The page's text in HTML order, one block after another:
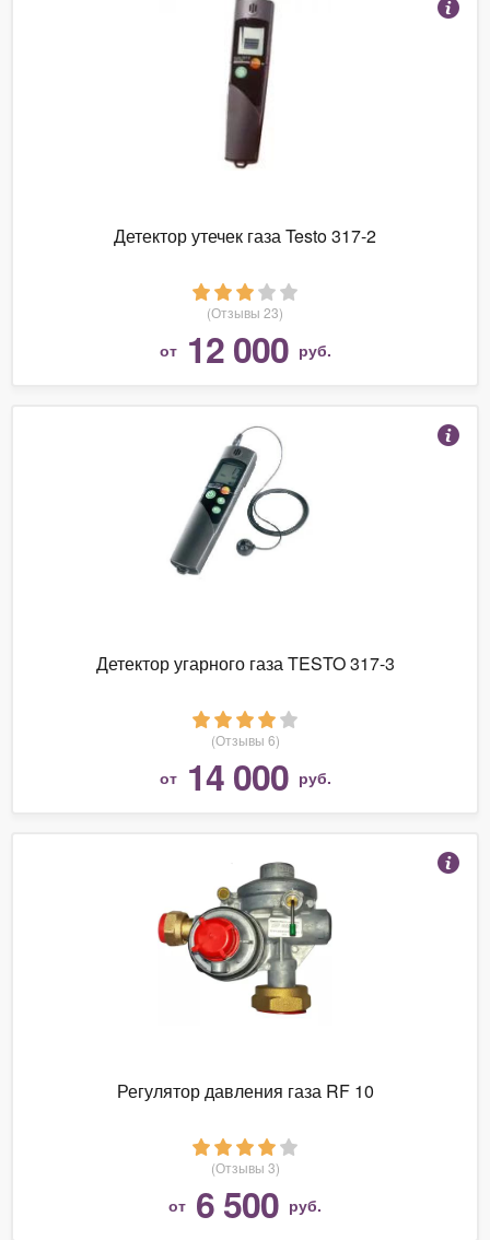
Детектор утечек газа Testo 317-2
(Отзывы 23)
от 12 000 руб.
Детектор угарного газа TESTO 317-3
(Отзывы 6)
от 14 000 руб.
Регулятор давления газа RF 10
(Отзывы 3)
от 6 500 руб.